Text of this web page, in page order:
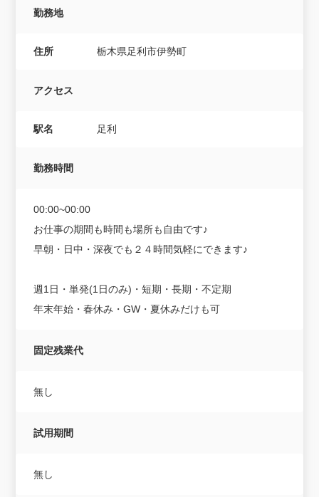
勤務地
住所 栃木県足利市伊勢町
アクセス
駅名 足利
勤務時間
00:00~00:00
お仕事の期間も時間も場所も自由です♪
早朝・日中・深夜でも２４時間気軽にできます♪
週1日・単発(1日のみ)・短期・長期・不定期
年末年始・春休み・GW・夏休みだけも可
固定残業代
無し
試用期間
無し